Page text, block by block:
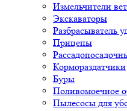
Измельчители
Экскаваторы
Разбрасыватель
Прицепы
Кормораздатчики
Буры
Поливомоечное
Пылесосы для